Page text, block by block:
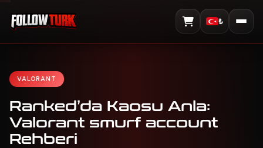
Sepeti Görüntüle
₺
VALORANT
Ranked’da Kaosu Anla:
Valorant smurf account
Rehberi